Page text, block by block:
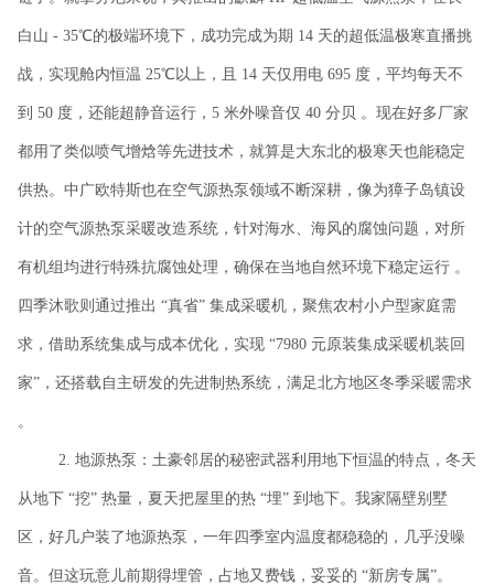
白山 - 35℃的极端环境下，成功完成为期 14 天的超低温极寒直播挑
战，实现舱内恒温 25℃以上，且 14 天仅用电 695 度，平均每天不
到 50 度，还能超静音运行，5 米外噪音仅 40 分贝 。现在好多厂家
都用了类似喷气增焓等先进技术，就算是大东北的极寒天也能稳定
供热。中广欧特斯也在空气源热泵领域不断深耕，像为獐子岛镇设
计的空气源热泵采暖改造系统，针对海水、海风的腐蚀问题，对所
有机组均进行特殊抗腐蚀处理，确保在当地自然环境下稳定运行 。
四季沐歌则通过推出 “真省” 集成采暖机，聚焦农村小户型家庭需
求，借助系统集成与成本优化，实现 “7980 元原装集成采暖机装回
家”，还搭载自主研发的先进制热系统，满足北方地区冬季采暖需求
。
2. 地源热泵：土豪邻居的秘密武器利用地下恒温的特点，冬天
从地下 “挖” 热量，夏天把屋里的热 “埋” 到地下。我家隔壁别墅
区，好几户装了地源热泵，一年四季室内温度都稳稳的，几乎没噪
音。但这玩意儿前期得埋管，占地又费钱，妥妥的 “新房专属”。